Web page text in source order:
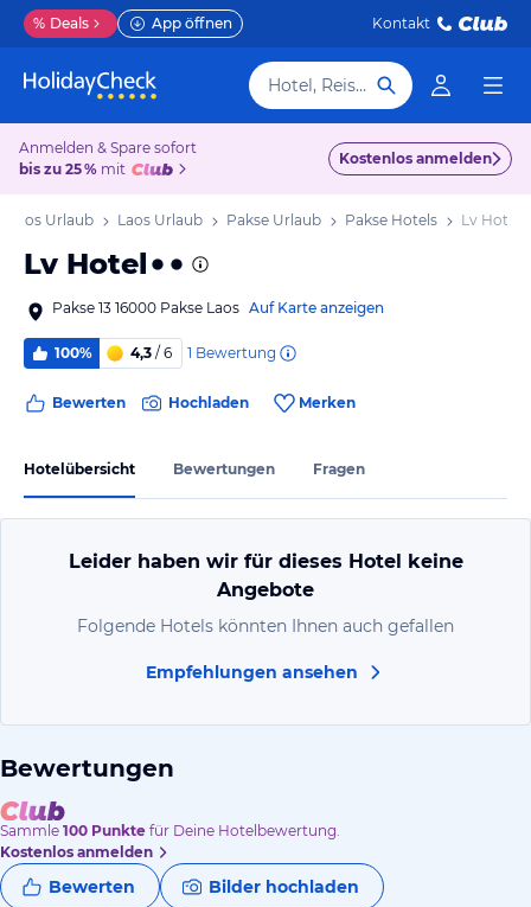
% Deals App öffnen Kontakt
Hotel, Reiseziel
Anmelden & Spare sofort
bis zu 25 % mit
Kostenlos anmelden
Laos Urlaub Laos Urlaub Pakse Urlaub Pakse Hotels Lv Hotel
Lv Hotel
Pakse 13 16000 Pakse Laos Auf Karte anzeigen
100% 4,3 / 6 1 Bewertung
Bewerten Hochladen Merken
Hotelübersicht Bewertungen Fragen
Leider haben wir für dieses Hotel keine
Angebote
Folgende Hotels könnten Ihnen auch gefallen
Empfehlungen ansehen
Bewertungen
Sammle 100 Punkte für Deine Hotelbewertung.
Kostenlos anmelden
Bewerten Bilder hochladen